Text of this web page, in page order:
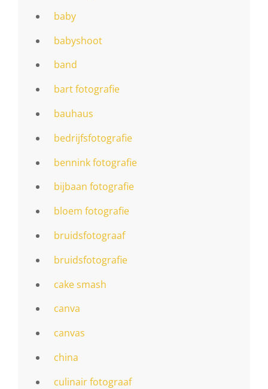
baby
babyshoot
band
bart fotografie
bauhaus
bedrijfsfotografie
bennink fotografie
bijbaan fotografie
bloem fotografie
bruidsfotograaf
bruidsfotografie
cake smash
canva
canvas
china
culinair fotograaf